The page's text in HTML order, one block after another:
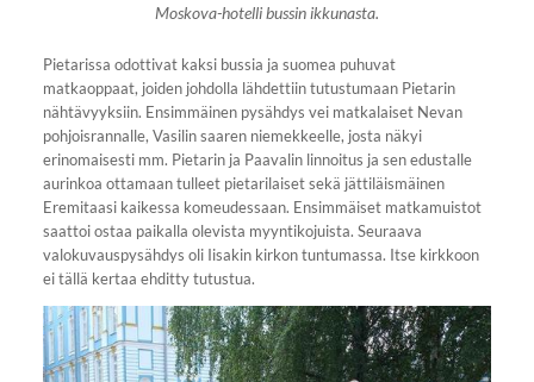
Moskova-hotelli bussin ikkunasta.
Pietarissa odottivat kaksi bussia ja suomea puhuvat
matkaoppaat, joiden johdolla lähdettiin tutustumaan Pietarin
nähtävyyksiin. Ensimmäinen pysähdys vei matkalaiset Nevan
pohjoisrannalle, Vasilin saaren niemekkeelle, josta näkyi
erinomaisesti mm. Pietarin ja Paavalin linnoitus ja sen edustalle
aurinkoa ottamaan tulleet pietarilaiset sekä jättiläismäinen
Eremitaasi kaikessa komeudessaan. Ensimmäiset matkamuistot
saattoi ostaa paikalla olevista myyntikojuista. Seuraava
valokuvauspysähdys oli Iisakin kirkon tuntumassa. Itse kirkkoon
ei tällä kertaa ehditty tutustua.